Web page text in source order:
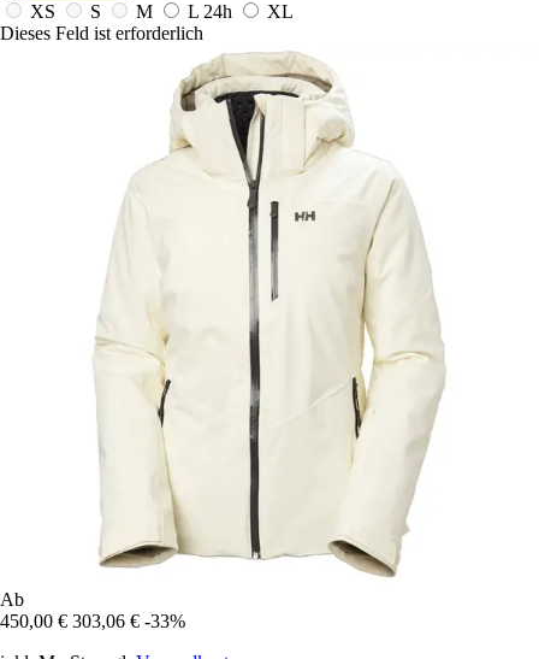
XS
S M L 24h
XL
Dieses Feld ist erforderlich
Ab
450,00 € 303,06 € -33%